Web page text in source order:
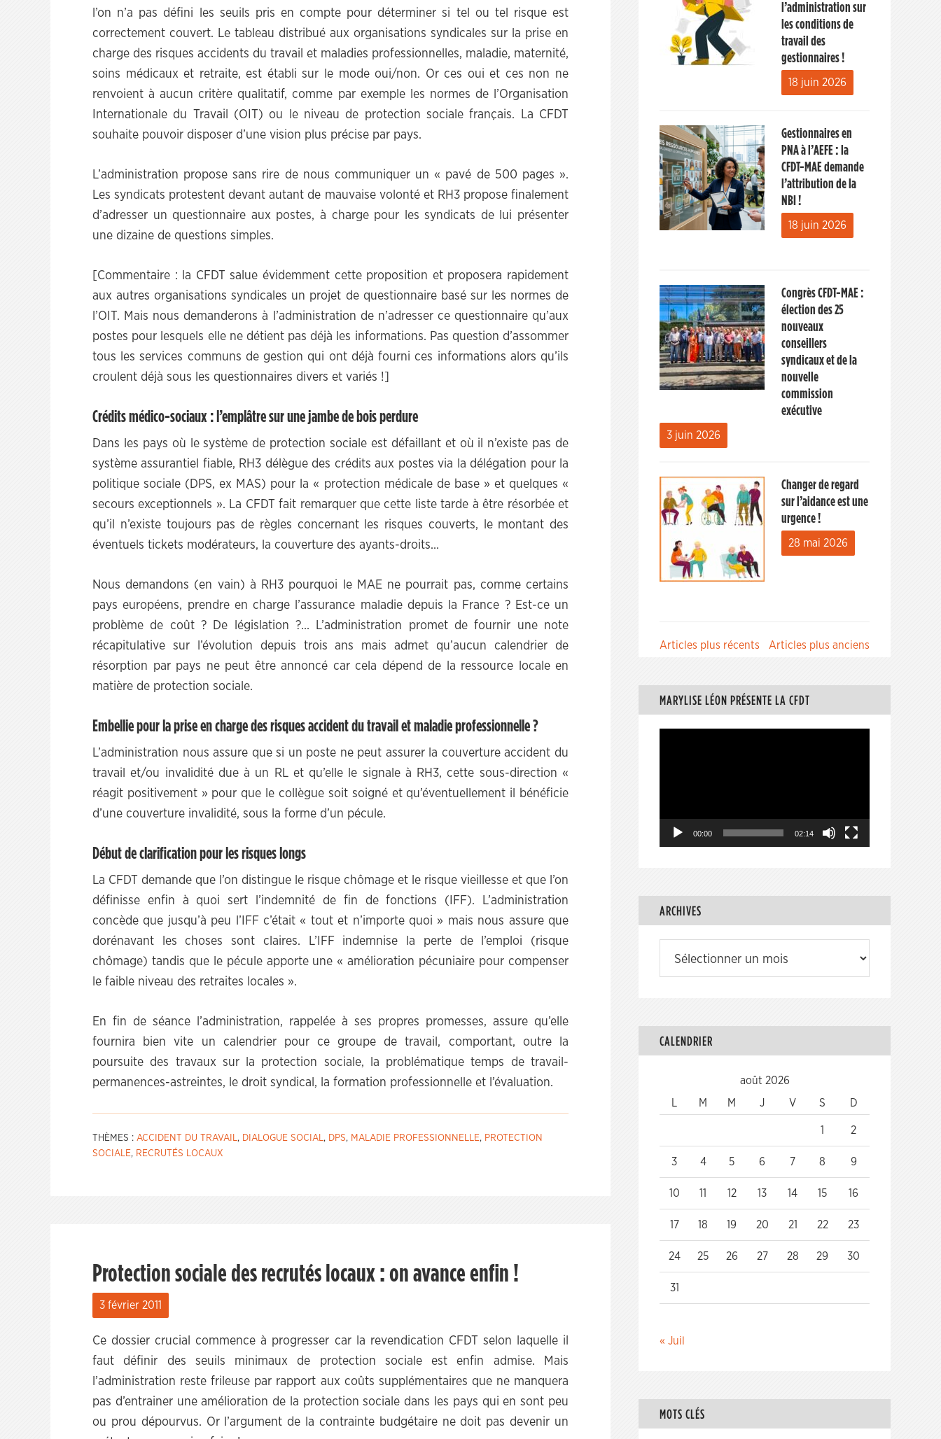
l’on n’a pas défini les seuils pris en compte pour déterminer si tel ou tel risque est
correctement couvert. Le tableau distribué aux organisations syndicales sur la prise en
charge des risques accidents du travail et maladies professionnelles, maladie, maternité,
soins médicaux et retraite, est établi sur le mode oui/non. Or ces oui et ces non ne
renvoient à aucun critère qualitatif, comme par exemple les normes de l’Organisation
Internationale du Travail (OIT) ou le niveau de protection sociale français. La CFDT
souhaite pouvoir disposer d’une vision plus précise par pays.
L’administration propose sans rire de nous communiquer un « pavé de 500 pages ».
Les syndicats protestent devant autant de mauvaise volonté et RH3 propose finalement
d’adresser un questionnaire aux postes, à charge pour les syndicats de lui présenter
une dizaine de questions simples.
[Commentaire : la CFDT salue évidemment cette proposition et proposera rapidement
aux autres organisations syndicales un projet de questionnaire basé sur les normes de
l’OIT. Mais nous demanderons à l’administration de n’adresser ce questionnaire qu’aux
postes pour lesquels elle ne détient pas déjà les informations. Pas question d’assommer
tous les services communs de gestion qui ont déjà fourni ces informations alors qu’ils
croulent déjà sous les questionnaires divers et variés !]
Crédits médico-sociaux : l’emplâtre sur une jambe de bois perdure
Dans les pays où le système de protection sociale est défaillant et où il n’existe pas de
système assurantiel fiable, RH3 délègue des crédits aux postes via la délégation pour la
politique sociale (DPS, ex MAS) pour la « protection médicale de base » et quelques «
secours exceptionnels ». La CFDT fait remarquer que cette liste tarde à être résorbée et
qu’il n’existe toujours pas de règles concernant les risques couverts, le montant des
éventuels tickets modérateurs, la couverture des ayants-droits…
Nous demandons (en vain) à RH3 pourquoi le MAE ne pourrait pas, comme certains
pays européens, prendre en charge l’assurance maladie depuis la France ? Est-ce un
problème de coût ? De législation ?… L’administration promet de fournir une note
récapitulative sur l’évolution depuis trois ans mais admet qu’aucun calendrier de
résorption par pays ne peut être annoncé car cela dépend de la ressource locale en
matière de protection sociale.
Embellie pour la prise en charge des risques accident du travail et maladie professionnelle ?
L’administration nous assure que si un poste ne peut assurer la couverture accident du
travail et/ou invalidité due à un RL et qu’elle le signale à RH3, cette sous-direction «
réagit positivement » pour que le collègue soit soigné et qu’éventuellement il bénéficie
d’une couverture invalidité, sous la forme d’un pécule.
Début de clarification pour les risques longs
La CFDT demande que l’on distingue le risque chômage et le risque vieillesse et que l’on
définisse enfin à quoi sert l’indemnité de fin de fonctions (IFF). L’administration
concède que jusqu’à peu l’IFF c’était « tout et n’importe quoi » mais nous assure que
dorénavant les choses sont claires. L’IFF indemnise la perte de l’emploi (risque
chômage) tandis que le pécule apporte une « amélioration pécuniaire pour compenser
le faible niveau des retraites locales ».
En fin de séance l’administration, rappelée à ses propres promesses, assure qu’elle
fournira bien vite un calendrier pour ce groupe de travail, comportant, outre la
poursuite des travaux sur la protection sociale, la problématique temps de travail-
permanences-astreintes, le droit syndical, la formation professionnelle et l’évaluation.
THÈMES : ACCIDENT DU TRAVAIL, DIALOGUE SOCIAL, DPS, MALADIE PROFESSIONNELLE, PROTECTION
SOCIALE, RECRUTÉS LOCAUX
Protection sociale des recrutés locaux : on avance enfin !
3 février 2011
Ce dossier crucial commence à progresser car la revendication CFDT selon laquelle il
faut définir des seuils minimaux de protection sociale est enfin admise. Mais
l’administration reste frileuse par rapport aux coûts supplémentaires que ne manquera
pas d’entrainer une amélioration de la protection sociale dans les pays qui en sont peu
ou prou dépourvus. Or l’argument de la contrainte budgétaire ne doit pas devenir un
l’administration sur
les conditions de
travail des
gestionnaires !
18 juin 2026
Gestionnaires en
PNA à l’AEFE : la
CFDT-MAE demande
l’attribution de la
NBI !
18 juin 2026
Congrès CFDT-MAE :
élection des 25
nouveaux
conseillers
syndicaux et de la
nouvelle
commission
exécutive
3 juin 2026
Changer de regard
sur l’aidance est une
urgence !
28 mai 2026
Navigation
articles
Articles plus anciens
Articles plus récents
MARYLISE LÉON PRÉSENTE LA CFDT
00:00 02:14
ARCHIVES
CALENDRIER
août 2026
M M J V S D
1 2
3 4 5 6 7 8 9
10 11 12 13 14 15 16
17 18 19 20 21 22 23
24 25 26 27 28 29 30
31
« Juil
MOTS CLÉS